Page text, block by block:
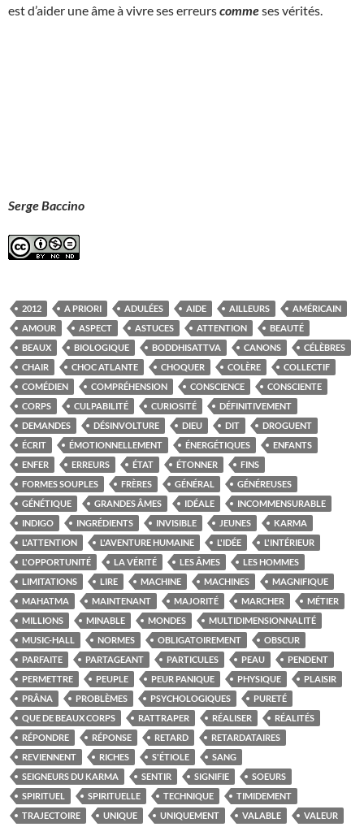
est d’aider une âme à vivre ses erreurscommeses vérités.
Serge Baccino
2012 A PRIORI ADULÉES AIDE AILLEURS
AMÉRICAIN
AMOUR
ASPECT ASTUCES ATTENTION
BEAUTÉ
BEAUX
BIOLOGIQUE BODDHISATTVA CANONS
CÉLÈBRES
CHAIR
CHOC ATLANTE CHOQUER COLÈRE
COLLECTIF
COMÉDIEN
COMPRÉHENSION CONSCIENCE
CONSCIENTE
CORPS
CULPABILITÉ CURIOSITÉ
DÉFINITIVEMENT
DEMANDES
DÉSINVOLTURE DIEU DIT
DROGUENT
ÉCRIT
ÉMOTIONNELLEMENT ÉNERGÉTIQUES
ENFANTS
ENFER
ERREURS ÉTAT ÉTONNER
FINS
FORMES SOUPLES
FRÈRES GÉNÉRAL
GÉNÉREUSES
GÉNÉTIQUE
GRANDES ÂMES IDÉALE
INCOMMENSURABLE
INDIGO
INGRÉDIENTS INVISIBLE JEUNES
KARMA
L'ATTENTION
L'AVENTURE HUMAINE L'IDÉE
L'INTÉRIEUR
L'OPPORTUNITÉ
LA VÉRITÉ LES ÂMES
LES HOMMES
LIMITATIONS
LIRE MACHINE MACHINES
MAGNIFIQUE
MAHATMA
MAINTENANT MAJORITÉ MARCHER
MÉTIER
MILLIONS
MINABLE MONDES
MULTIDIMENSIONNALITÉ
MUSIC-HALL
NORMES OBLIGATOIREMENT
OBSCUR
PARFAITE
PARTAGEANT PARTICULES PEAU
PENDENT
PERMETTRE
PEUPLE PEUR PANIQUE PHYSIQUE
PLAISIR
PRÂNA
PROBLÈMES PSYCHOLOGIQUES
PURETÉ
QUE DE BEAUX CORPS
RATTRAPER RÉALISER
RÉALITÉS
RÉPONDRE
RÉPONSE RETARD
RETARDATAIRES
REVIENNENT
RICHES S'ÉTIOLE
SANG
SEIGNEURS DU KARMA
SENTIR SIGNIFIE
SOEURS
SPIRITUEL
SPIRITUELLE TECHNIQUE
TIMIDEMENT
TRAJECTOIRE
UNIQUE UNIQUEMENT VALABLE
VALEUR